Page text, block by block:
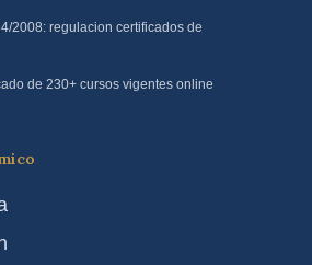
2008: regulacion certificados de
de 230+ cursos vigentes online